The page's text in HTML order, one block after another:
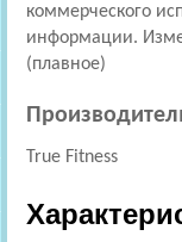
коммерческого
информации.
(плавное)
True Fitness